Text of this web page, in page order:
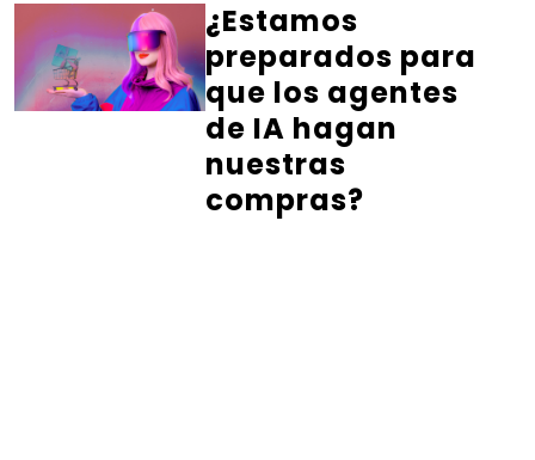
¿Estamos
preparados para
que los agentes
de IA hagan
nuestras
compras?